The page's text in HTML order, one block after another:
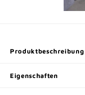
Produktbeschreibung
Eigenschaften